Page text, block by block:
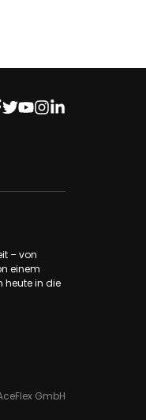
– von
einem
heute in die
GmbH